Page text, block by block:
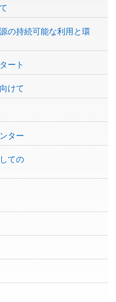
の持続可能な利用と環
ート
けて
ター
ての